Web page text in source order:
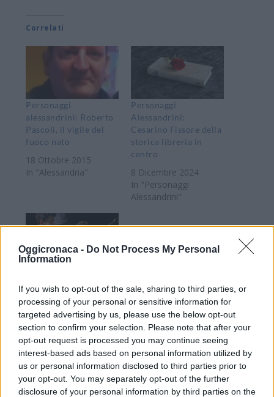
Oggicronaca - Do Not Process My Personal
Information
If you wish to opt-out of the sale, sharing to third parties, or
processing of your personal or sensitive information for
targeted advertising by us, please use the below opt-out
section to confirm your selection. Please note that after your
opt-out request is processed you may continue seeing
interest-based ads based on personal information utilized by
us or personal information disclosed to third parties prior to
your opt-out. You may separately opt-out of the further
disclosure of your personal information by third parties on the
Correlati
Personaggi
alessandrini: Roberto
Pascoli, il vigile del
fuoco nato
18 Ottobre 2015
In "Alessandria"
Personaggi
Alessandrini:
Cesarino Fissore della
storica libreria in
centro
8 Dicembre 2024
In "Personaggi
Alessandrini"
Alessandrini: il
violinista di casa
nostra, Roberto
Ranfaldi
10 Dicembre 2017
In "Personaggi
Alessandrini"